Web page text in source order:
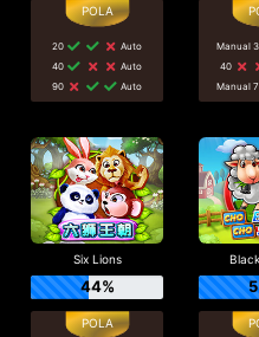
20
Auto
40
Auto
90
Auto
Manual 3
40
Manual 7
Six Lions
44%